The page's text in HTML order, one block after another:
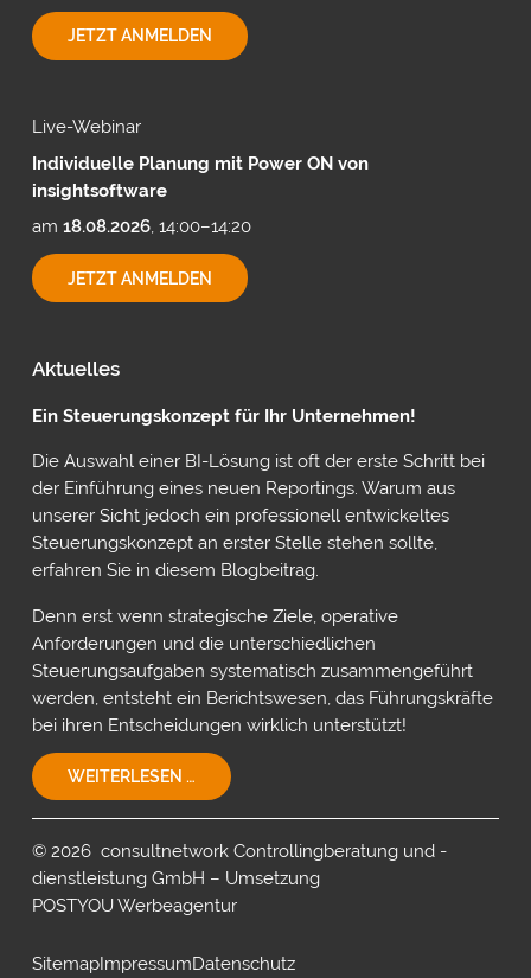
JETZT ANMELDENEXPORTMÖGLICHKEITEN
MIT
Live-Webinar
Individuelle Planung mit Power ON von
insightsoftware
am 18.08.2026, 14:00–14:20
JETZT ANMELDENINDIVIDUELLE
PLANUNG
Aktuelles
Ein Steuerungskonzept für Ihr Unternehmen!
Die Auswahl einer BI-Lösung ist oft der erste Schritt bei
der Einführung eines neuen Reportings. Warum aus
unserer Sicht jedoch ein professionell entwickeltes
Steuerungskonzept an erster Stelle stehen sollte,
erfahren Sie in diesem Blogbeitrag.
Denn erst wenn strategische Ziele, operative
Anforderungen und die unterschiedlichen
Steuerungsaufgaben systematisch zusammengeführt
werden, entsteht ein Berichtswesen, das Führungskräfte
bei ihren Entscheidungen wirklich unterstützt!
WEITERLESEN …
STEUERUNGSKONZEPT
UNTERNEHMEN!
© 2026 consultnetwork Controllingberatung und -
dienstleistung GmbH – Umsetzung
POSTYOU Werbeagentur
SitemapImpressumDatenschutz